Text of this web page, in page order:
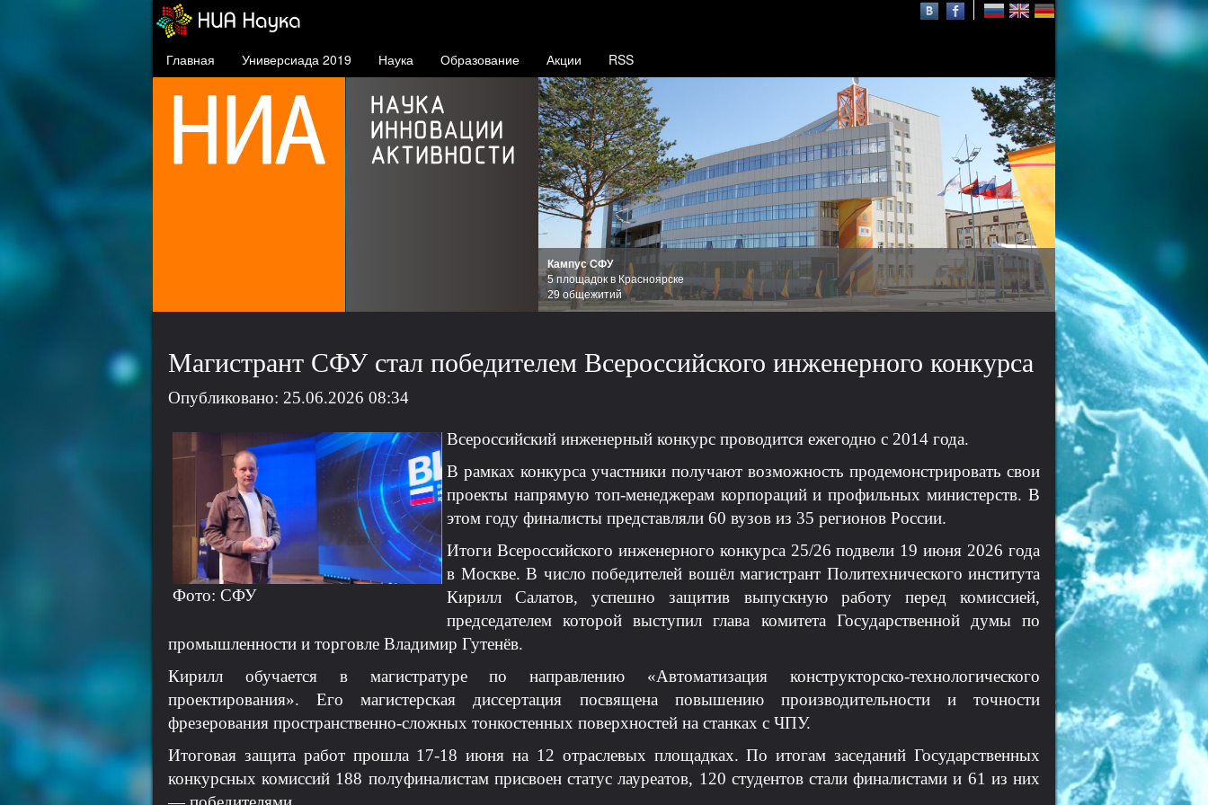
Главная Универсиада 2019 Наука Образование Акции RSS
Кампус СФУ
5 площадок в Красноярске
29 общежитий
Осаму Шимомура
нобелевский лауреат,
почётный профессор СФУ
Магистрант СФУ стал победителем Всероссийского инженерного конкурса
Опубликовано: 25.06.2026 08:34
Фото: СФУ
Всероссийский инженерный конкурс проводится ежегодно с 2014 года.
В рамках конкурса участники получают возможность продемонстрировать свои
проекты напрямую топ-менеджерам корпораций и профильных министерств. В
этом году финалисты представляли 60 вузов из 35 регионов России.
Итоги Всероссийского инженерного конкурса 25/26 подвели 19 июня 2026 года
в Москве. В число победителей вошёл магистрант Политехнического института
Кирилл Салатов, успешно защитив выпускную работу перед комиссией,
председателем которой выступил глава комитета Государственной думы по
промышленности и торговле Владимир Гутенёв.
Кирилл обучается в магистратуре по направлению «Автоматизация конструкторско-технологического
проектирования». Его магистерская диссертация посвящена повышению производительности и точности
фрезерования пространственно-сложных тонкостенных поверхностей на станках с ЧПУ.
Итоговая защита работ прошла 17-18 июня на 12 отраслевых площадках. По итогам заседаний Государственных
конкурсных комиссий 188 полуфиналистам присвоен статус лауреатов, 120 студентов стали финалистами и 61 из них